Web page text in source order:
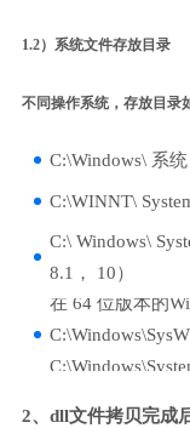
1.2）系统文件存放目录
不同操作系统，存放目录
C:\Windows\ 系统
C:\WINNT\
C:\ Windows\
8.1， 10）
在 64 位版本的
2、dll文件拷贝完成